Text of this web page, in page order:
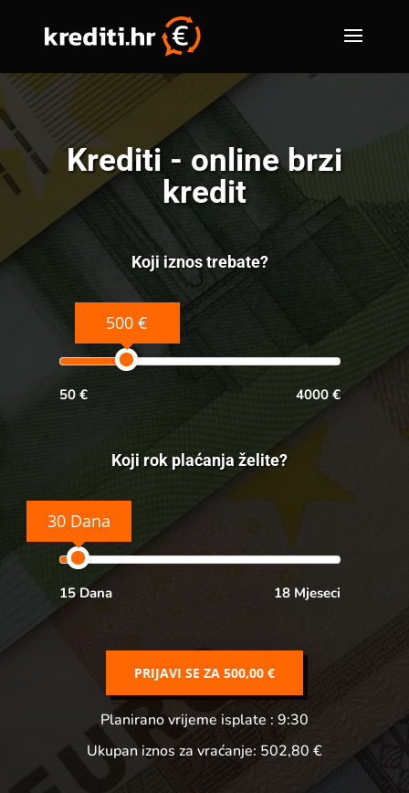
Krediti - online brzi
kredit
Koji iznos trebate?
500 €
50 € 4000 €
Koji rok plaćanja želite?
30 Dana
15 Dana 18 Mjeseci
PRIJAVI SE ZA 500,00 €
Planirano vrijeme isplate : 9:30
Ukupan iznos za vraćanje: 502,80 €